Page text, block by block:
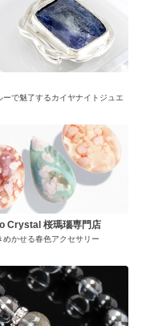
ーで魅了するカイヤナイトジュエ
Crystal 桜瑪瑙専門店
めかせる春色アクセサリー